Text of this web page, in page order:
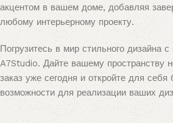
акцентом в вашем доме, добавляя
любому интерьерному проекту.
Погрузитесь в мир стильного дизайна
A7Studio. Дайте вашему пространству
заказ уже сегодня и откройте для себя
возможности для реализации ваших